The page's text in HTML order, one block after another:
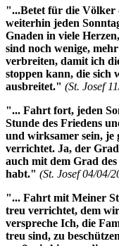
"...Betet für die Völker
weiterhin jeden
Gnaden in viele
sind noch wenige,
verbreiten, damit ich
stoppen kann, die sich
ausbreitet." (St. Josef
"... Fahrt fort, jeden
Stunde des Friedens
und wirksamer sein, je
verrichtet. Ja, der
auch mit dem Grad
habt." (St. Josef 04/04/
"... Fahrt mitMeiner
treu verrichtet, dem
verspreche Ich, die
treu sind, zu